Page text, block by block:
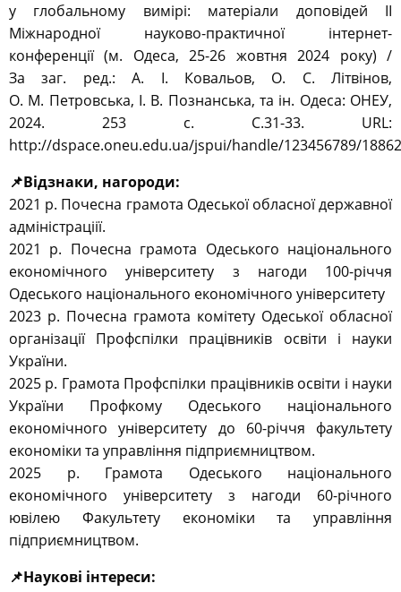
у глобальному вимірі: матеріали доповідей ІІ
Міжнародної науково-практичної інтернет-
конференції (м. Одеса, 25-26 жовтня 2024 року) /
За заг. ред.: А. І. Ковальов, О. С. Літвінов,
О. М. Петровська, І. В. Познанська, та ін. Одеса: ОНЕУ,
2024. 253 с. С.31-33. URL:
http://dspace.oneu.edu.ua/jspui/handle/123456789/18862
📌Відзнаки, нагороди:
2021 р. Почесна грамота Одеської обласної державної
адміністраціії.
2021 р. Почесна грамота Одеського національного
економічного університету з нагоди 100-річчя
Одеського національного економічного університету
2023 р. Почесна грамота комітету Одеської обласної
організації Профспілки працівників освіти і науки
України.
2025 р. Грамота Профспілки працівників освіти і науки
України Профкому Одеського національного
економічного університету до 60-річчя факультету
економіки та управління підприємництвом.
2025 р. Грамота Одеського національного
економічного університету з нагоди 60-річного
ювілею Факультету економіки та управління
підприємництвом.
📌Наукові інтереси: